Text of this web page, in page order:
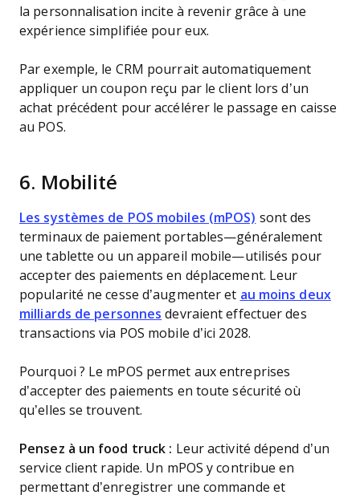
la personnalisation incite à revenir grâce à une
expérience simplifiée pour eux.
Par exemple, le CRM pourrait automatiquement
appliquer un coupon reçu par le client lors d’un
achat précédent pour accélérer le passage en caisse
au POS.
6. Mobilité
Les systèmes de POS mobiles (mPOS) sont des
terminaux de paiement portables—généralement
une tablette ou un appareil mobile—utilisés pour
accepter des paiements en déplacement. Leur
popularité ne cesse d’augmenter et au moins deux
milliards de personnes devraient effectuer des
transactions via POS mobile d’ici 2028.
Pourquoi ? Le mPOS permet aux entreprises
d’accepter des paiements en toute sécurité où
qu’elles se trouvent.
Pensez à un food truck : Leur activité dépend d’un
service client rapide. Un mPOS y contribue en
permettant d’enregistrer une commande et